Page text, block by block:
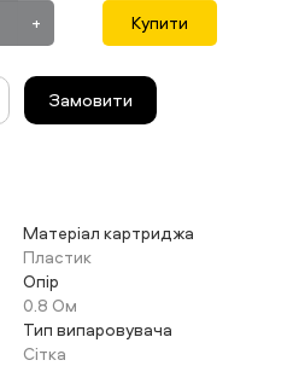
+ Купити
Замовити
Матеріал картриджа
Пластик
Опір
0.8 Ом
Тип випаровувача
Сітка